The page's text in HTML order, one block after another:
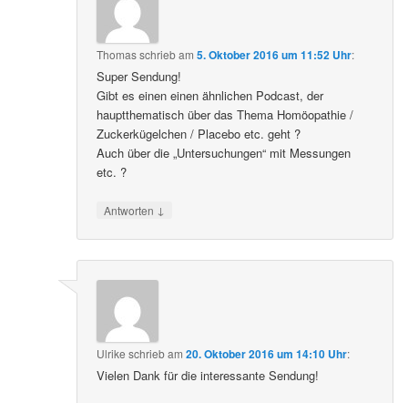
Thomasschriebam5. Oktober 2016 um 11:52 Uhr:
Super Sendung!
Gibt es einen einen ähnlichen Podcast, der
hauptthematisch über das Thema Homöopathie /
Zuckerkügelchen / Placebo etc. geht ?
Auch über die „Untersuchungen“ mit Messungen
etc. ?
Antworten ↓
Ulrike schriebam20. Oktober 2016 um 14:10 Uhr:
Vielen Dank für die interessante Sendung!